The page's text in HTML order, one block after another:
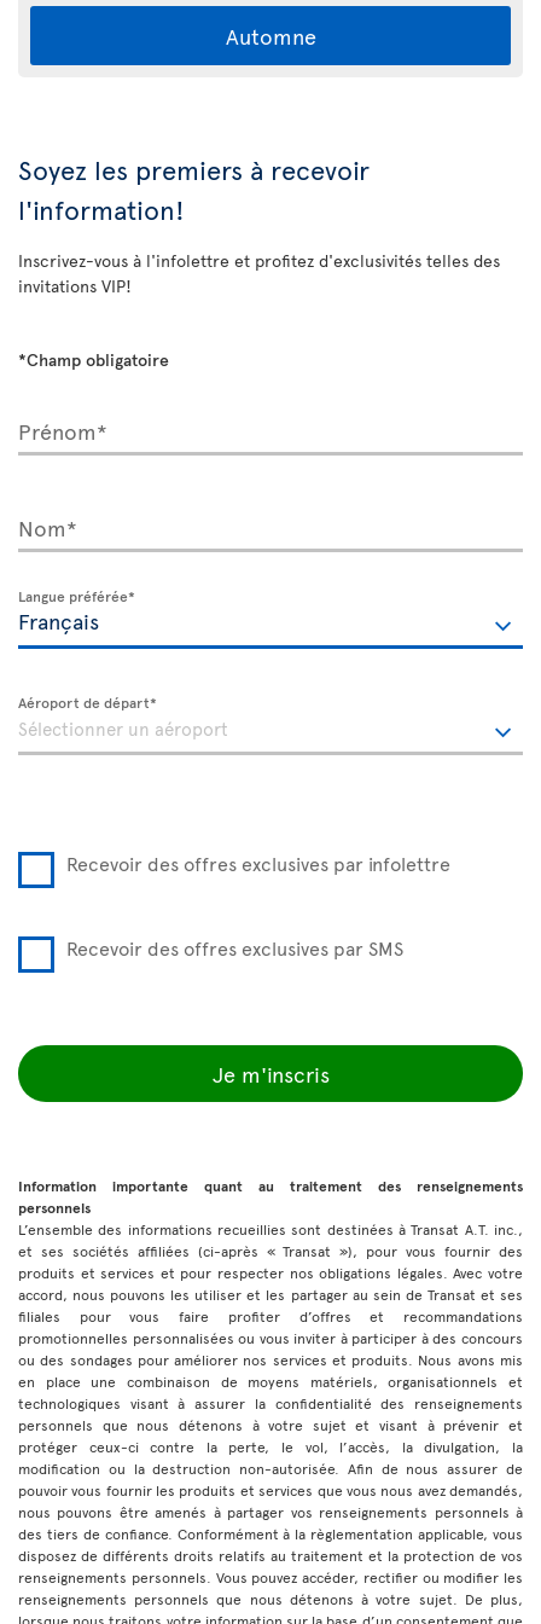
Automne
Soyez les premiers à recevoir
l'information!
Inscrivez-vous à l'infolettre et profitez d'exclusivités telles des
invitations VIP!
*Champ obligatoire
Prénom*
Nom*
Langue préférée*
Aéroport de départ*
Recevoir des offres exclusives par infolettre
Recevoir des offres exclusives par SMS
Je m'inscris
Information importante quant au traitement des renseignements
personnels
L’ensemble des informations recueillies sont destinées à Transat A.T. inc.,
et ses sociétés affiliées (ci-après « Transat »), pour vous fournir des
produits et services et pour respecter nos obligations légales. Avec votre
accord, nous pouvons les utiliser et les partager au sein de Transat et ses
filiales pour vous faire profiter d’offres et recommandations
promotionnelles personnalisées ou vous inviter à participer à des concours
ou des sondages pour améliorer nos services et produits. Nous avons mis
en place une combinaison de moyens matériels, organisationnels et
technologiques visant à assurer la confidentialité des renseignements
personnels que nous détenons à votre sujet et visant à prévenir et
protéger ceux-ci contre la perte, le vol, l’accès, la divulgation, la
modification ou la destruction non-autorisée. Afin de nous assurer de
pouvoir vous fournir les produits et services que vous nous avez demandés,
nous pouvons être amenés à partager vos renseignements personnels à
des tiers de confiance. Conformément à la règlementation applicable, vous
disposez de différents droits relatifs au traitement et la protection de vos
renseignements personnels. Vous pouvez accéder, rectifier ou modifier les
renseignements personnels que nous détenons à votre sujet. De plus,
lorsque nous traitons votre information sur la base d’un consentement que